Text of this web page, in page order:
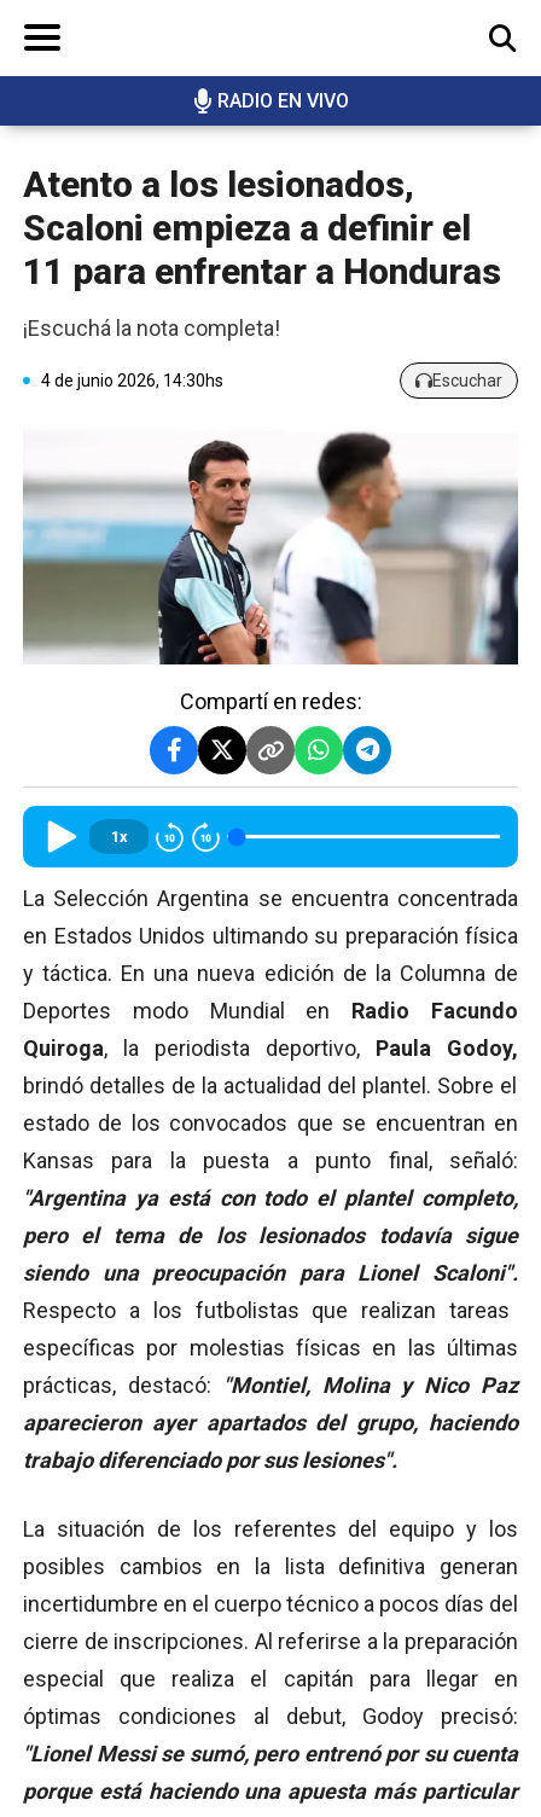
RADIO EN VIVO
BUSCAR
Atento a los lesionados,
Scaloni empieza a definir el
11 para enfrentar a Honduras
¡Escuchá la nota completa!
4 de junio 2026, 14:30hs Escuchar
Compartí en redes:
1x
La Selección Argentina se encuentra concentrada
en Estados Unidos ultimando su preparación física
y táctica. En una nueva edición de la Columna de
Deportes modo Mundial en Radio Facundo
Quiroga, la periodista deportivo, Paula Godoy,
brindó detalles de la actualidad del plantel. Sobre el
estado de los convocados que se encuentran en
Kansas para la puesta a punto final, señaló:
"Argentina ya está con todo el plantel completo,
pero el tema de los lesionados todavía sigue
siendo una preocupación para Lionel Scaloni".
Respecto a los futbolistas que realizan tareas
específicas por molestias físicas en las últimas
prácticas, destacó:
"Montiel, Molina y Nico Paz
aparecieron ayer apartados del grupo, haciendo
trabajo diferenciado por sus lesiones".
La situación de los referentes del equipo y los
posibles cambios en la lista definitiva generan
incertidumbre en el cuerpo técnico a pocos días del
cierre de inscripciones. Al referirse a la preparación
especial que realiza el capitán para llegar en
óptimas condiciones al debut, Godoy precisó:
"Lionel Messi se sumó, pero entrenó por su cuenta
porque está haciendo una apuesta más particular